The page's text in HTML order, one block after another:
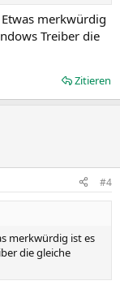
merkwürdig
Treiber die
Zitieren
#4
merkwürdig ist es
die gleiche